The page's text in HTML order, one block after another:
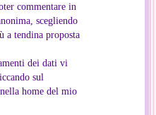
commentare in
scegliendo
a tendina proposta
dei dati vi
sul
home del mio